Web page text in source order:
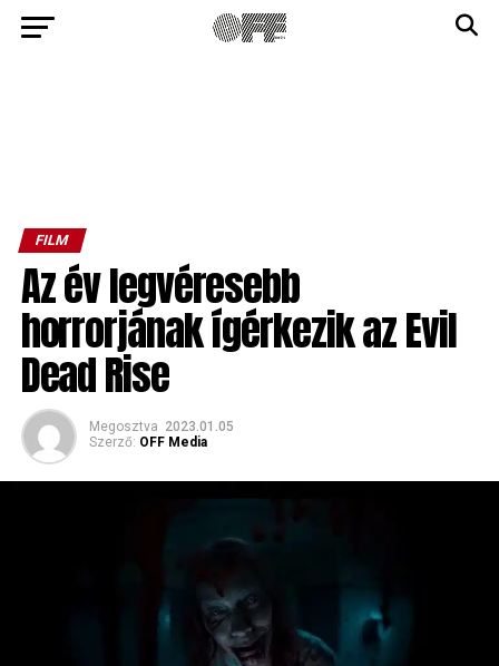
FILM
Az év legvéresebb
horrorjának ígérkezik az Evil
Dead Rise
Megosztva 2023.01.05
Szerző: OFF Media